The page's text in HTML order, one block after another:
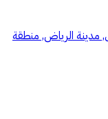
مدينة الرياض, منطقة